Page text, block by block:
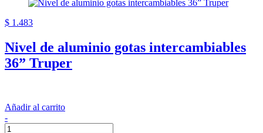
$ 1.483
Nivel de aluminio gotas intercambiables
36” Truper
Añadir al carrito
-